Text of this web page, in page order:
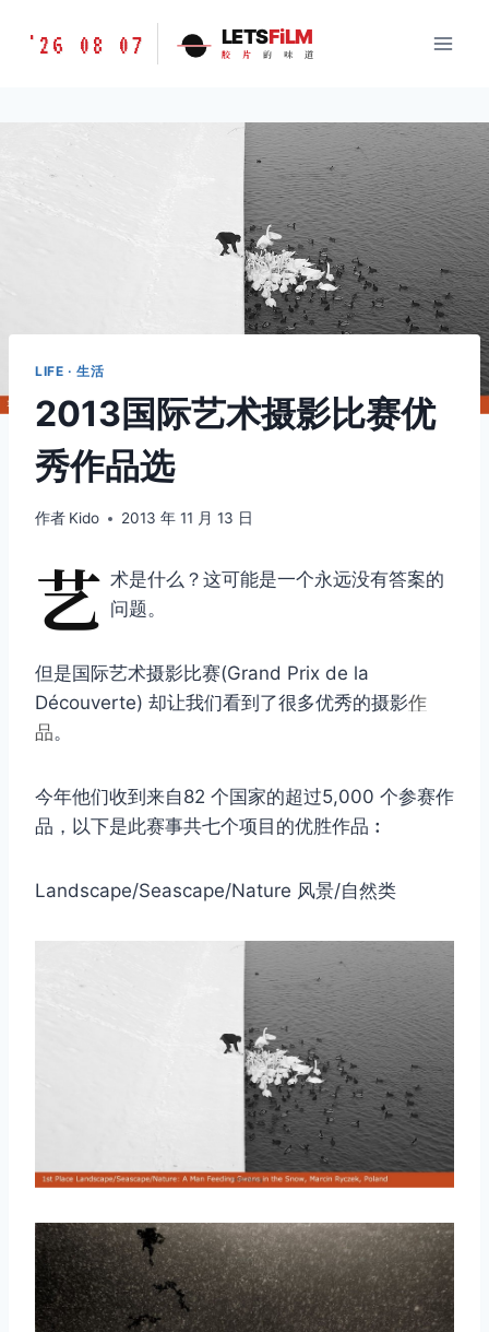
胶
LETSFILM
'26 08 07 LETSFiLM
胶 片 的 味 道
LIFE · 生活
2013国际艺术摄影比赛优
秀作品选
作者 Kido 2013 年 11 月 13 日
艺 术是什么？这可能是一个永远没有答案的
问题。
但是国际艺术摄影比赛(Grand Prix de la
Découverte) 却让我们看到了很多优秀的摄影作
品。
今年他们收到来自82 个国家的超过5,000 个参赛作
品，以下是此赛事共七个项目的优胜作品︰
Landscape/Seascape/Nature 风景/自然类